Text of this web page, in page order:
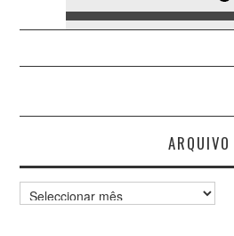
ARQUIVO
Arquivo